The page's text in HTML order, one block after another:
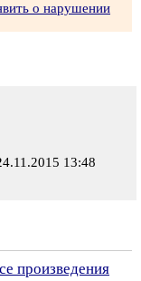
о нарушении
13:48
произведения